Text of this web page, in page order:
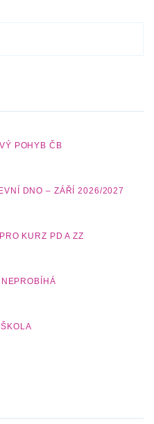
POHYB ČB
DNO – ZÁŘÍ 2026/2027
KURZ PD A ZZ